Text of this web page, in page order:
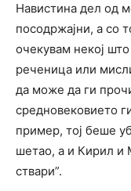
Навистина дел од
посодржајни, а со
очекувам некој
реченица или
да може да ги
средновековието
пример, тој беше
шетао, а и Кирил и
ствари”.